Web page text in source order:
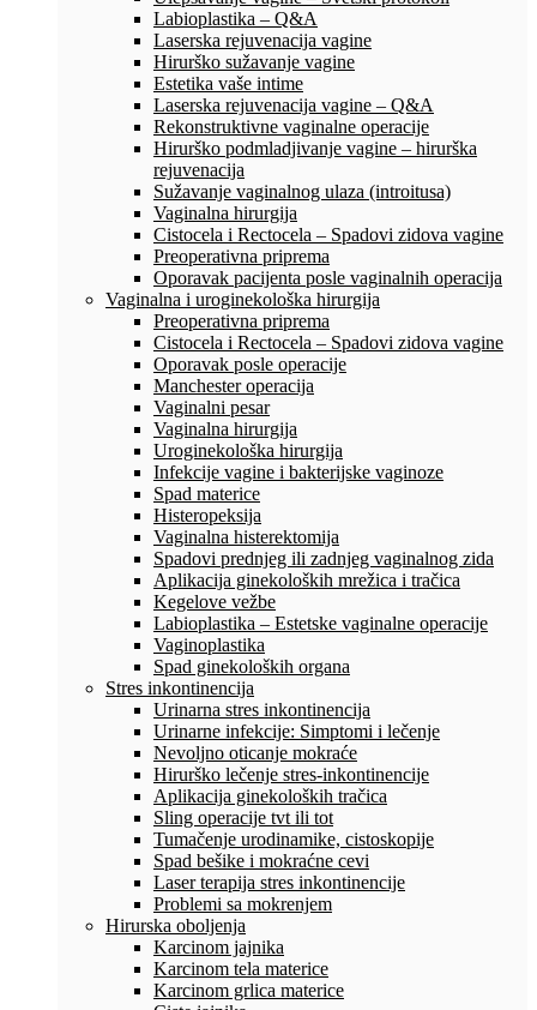
Labioplastika – Q&A
Laserska rejuvenacija vagine
Hirurško sužavanje vagine
Estetika vaše intime
Laserska rejuvenacija vagine – Q&A
Rekonstruktivne vaginalne operacije
Hirurško podmladjivanje vagine – hirurška
rejuvenacija
Sužavanje vaginalnog ulaza (introitusa)
Vaginalna hirurgija
Cistocela i Rectocela – Spadovi zidova vagine
Preoperativna priprema
Oporavak pacijenta posle vaginalnih operacija
Vaginalna i uroginekološka hirurgija
Preoperativna priprema
Cistocela i Rectocela – Spadovi zidova vagine
Oporavak posle operacije
Manchester operacija
Vaginalni pesar
Vaginalna hirurgija
Uroginekološka hirurgija
Infekcije vagine i bakterijske vaginoze
Spad materice
Histeropeksija
Vaginalna histerektomija
Spadovi prednjeg ili zadnjeg vaginalnog zida
Aplikacija ginekoloških mrežica i tračica
Kegelove vežbe
Labioplastika – Estetske vaginalne operacije
Vaginoplastika
Spad ginekoloških organa
Stres inkontinencija
Urinarna stres inkontinencija
Urinarne infekcije: Simptomi i lečenje
Nevoljno oticanje mokraće
Hirurško lečenje stres-inkontinencije
Aplikacija ginekoloških tračica
Sling operacije tvt ili tot
Tumačenje urodinamike, cistoskopije
Spad bešike i mokraćne cevi
Laser terapija stres inkontinencije
Problemi sa mokrenjem
Hirurska oboljenja
Karcinom jajnika
Karcinom tela materice
Karcinom grlica materice